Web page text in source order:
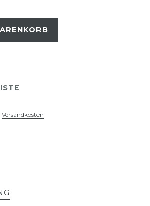
Versandkosten